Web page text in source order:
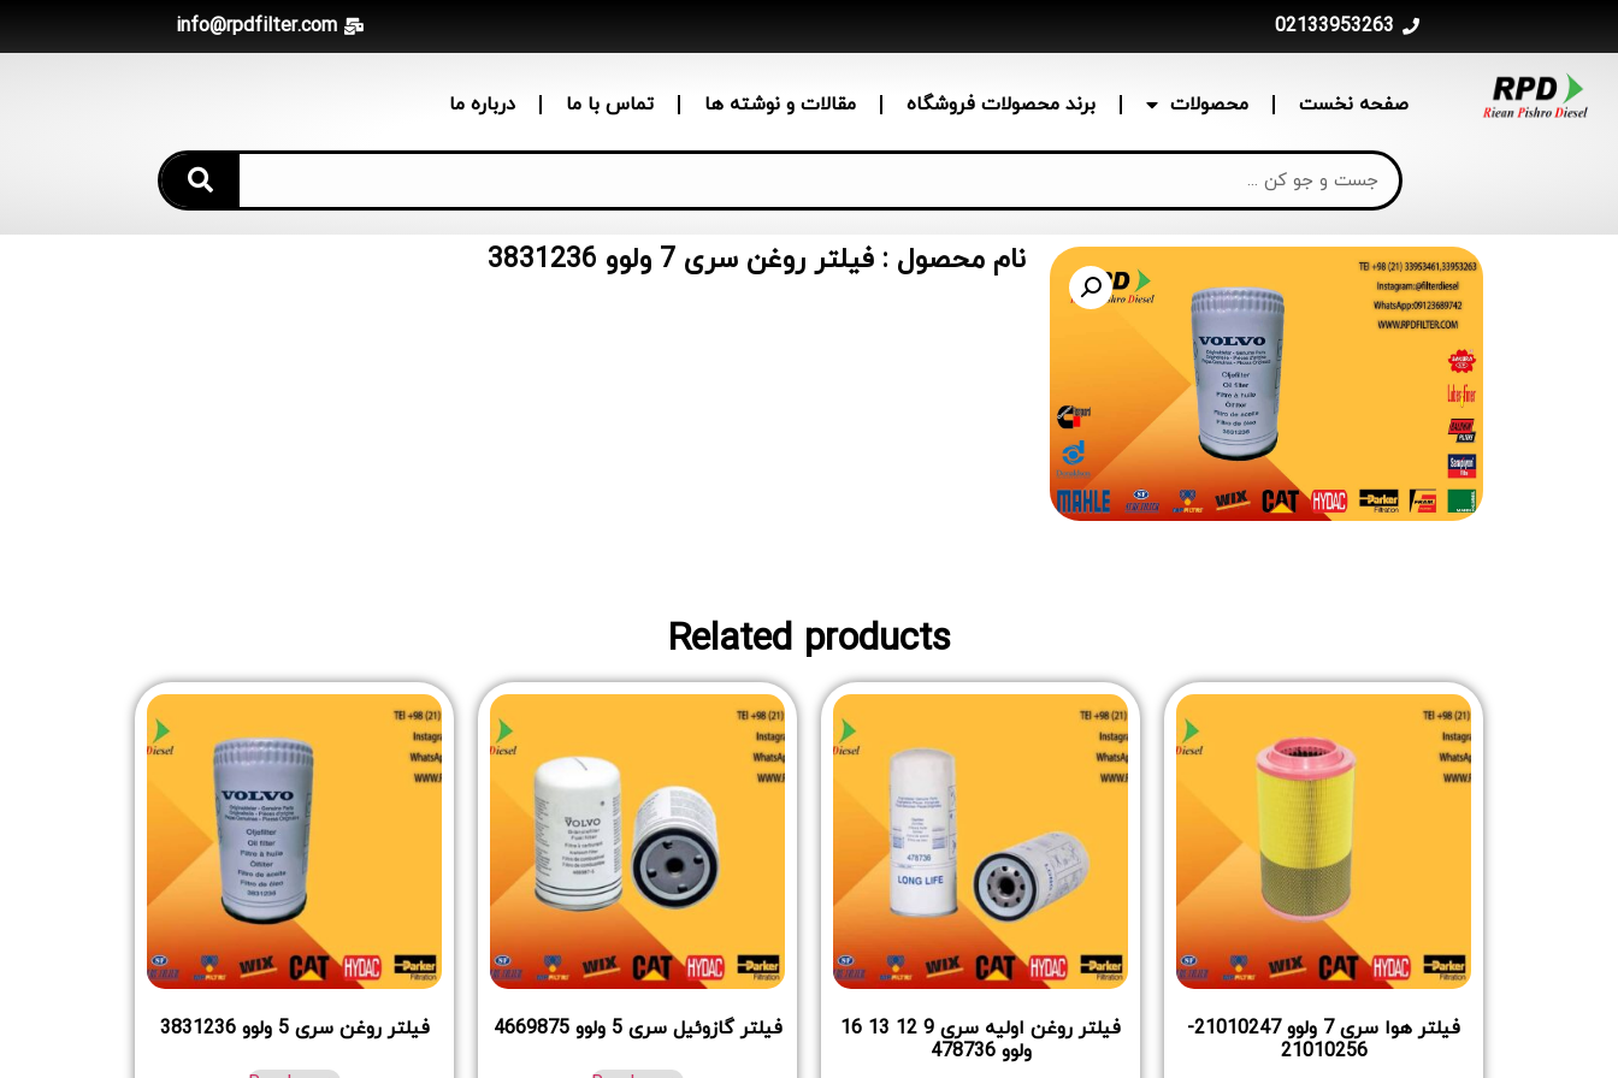
02133953263
info@rpdfilter.com
صفحه نخست محصولات برند محصولات فروشگاه مقالات و نوشته ها تماس با ما درباره ما
نام محصول : فیلتر روغن سری 7 ولوو 3831236
Related products
فیلتر هوا سری 7 ولوو 21010247-
21010256
فیلتر روغن اولیه سری 9 12 13 16
ولوو 478736
فیلتر گازوئیل سری 5 ولوو 4669875 فیلتر روغن سری 5 ولوو 3831236